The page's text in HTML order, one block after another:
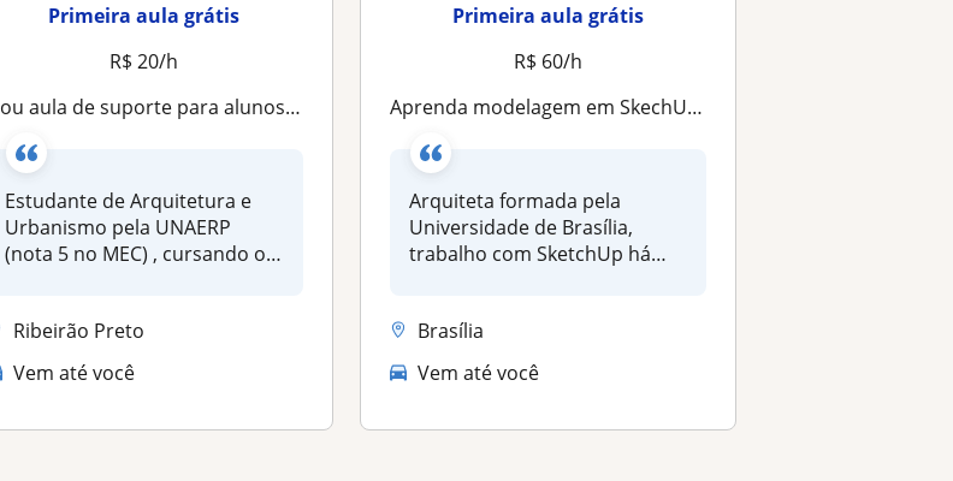
Primeira aula grátis
R$ 20/h
Dou aula de suporte para alunos de arquitetura até o 5° período
Estudante de Arquitetura e
Urbanismo pela UNAERP
(nota 5 no MEC) , cursando o
Ribeirão Preto
Vem até você
Primeira aula grátis
R$ 60/h
Aprenda modelagem em SkechUp para iniciantes
Arquiteta formada pela
Universidade de Brasília,
trabalho com SketchUp há
Brasília
Vem até você